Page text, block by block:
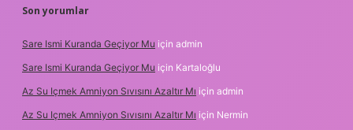
Son yorumlar
Sare Ismi Kuranda Geçiyor Mu için admin
Sare Ismi Kuranda Geçiyor Mu için Kartaloğlu
Az Su Içmek Amniyon Sıvısını Azaltır Mı için admin
Az Su Içmek Amniyon Sıvısını Azaltır Mı için Nermin